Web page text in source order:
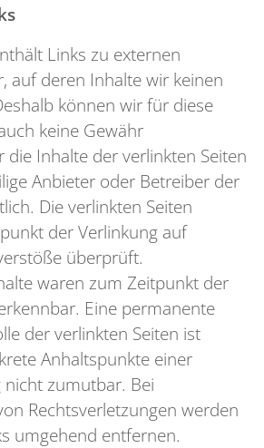
Links zu externen
auf deren Inhalte wir keinen
können wir für diese
keine Gewähr
die Inhalte der verlinkten Seiten
Anbieter oder Betreiber der
Die verlinkten Seiten
der Verlinkung auf
überprüft.
waren zum Zeitpunkt der
Eine permanente
der verlinkten Seiten ist
Anhaltspunkte einer
nicht zumutbar. Bei
Rechtsverletzungen werden
umgehend entfernen.